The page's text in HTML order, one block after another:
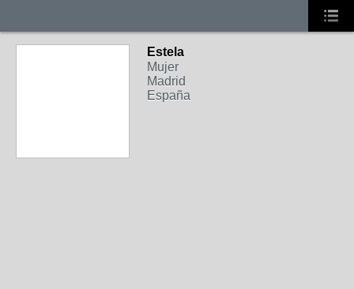
Estela
Mujer
Madrid
España